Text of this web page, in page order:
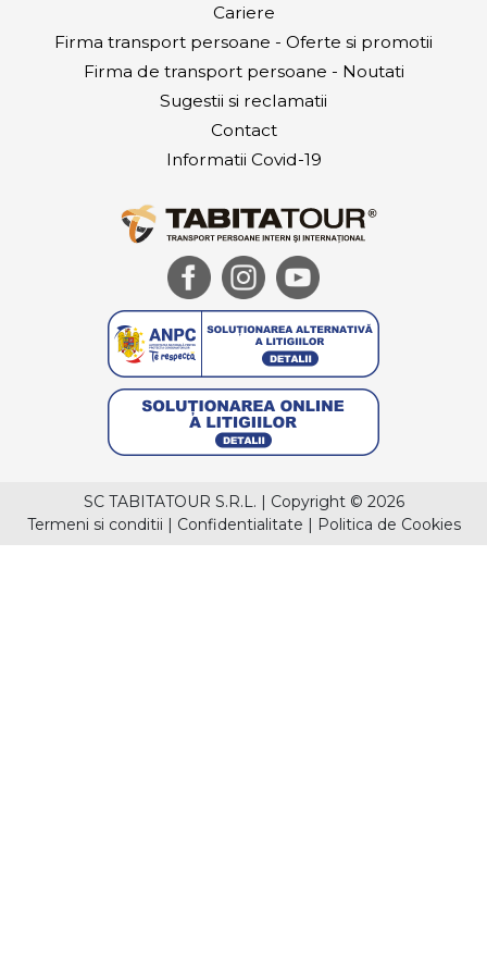
Cariere
Firma transport persoane - Oferte si promotii
Firma de transport persoane - Noutati
Sugestii si reclamatii
Contact
Informatii Covid-19
SC TABITATOUR S.R.L. | Copyright © 2026
Termeni si conditii | Confidentialitate | Politica de Cookies